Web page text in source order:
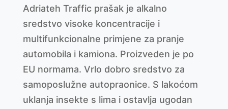
Adriateh Traffic prašak je alkalno
sredstvo visoke koncentracije i
multifunkcionalne primjene za pranje
automobila i kamiona. Proizveden je po
EU normama. Vrlo dobro sredstvo za
samoposlužne autopraonice. S lakoćom
uklanja insekte s lima i ostavlja ugodan